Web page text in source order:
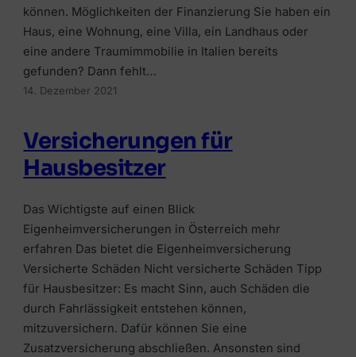
können. Möglichkeiten der Finanzierung Sie haben ein
Haus, eine Wohnung, eine Villa, ein Landhaus oder
eine andere Traumimmobilie in Italien bereits
gefunden? Dann fehlt…
14. Dezember 2021
Versicherungen für
Hausbesitzer
Das Wichtigste auf einen Blick
Eigenheimversicherungen in Österreich mehr
erfahren Das bietet die Eigenheimversicherung
Versicherte Schäden Nicht versicherte Schäden Tipp
für Hausbesitzer: Es macht Sinn, auch Schäden die
durch Fahrlässigkeit entstehen können,
mitzuversichern. Dafür können Sie eine
Zusatzversicherung abschließen. Ansonsten sind